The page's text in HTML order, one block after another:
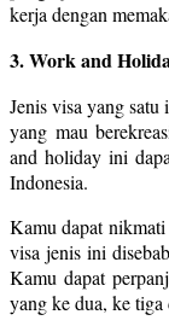
kerja dengan
3. Work and
Jenis visa yang
yang mau
and holiday ini
Indonesia.
Kamu dapat
visa jenis ini
Kamu dapat
yang ke dua, ke tiga